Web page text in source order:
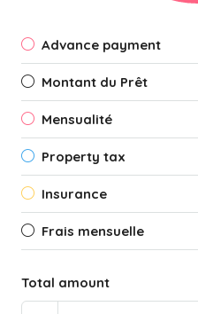
Advance payment
Montant du Prêt
Mensualité
Property tax
Insurance
Frais mensuelle
Total amount